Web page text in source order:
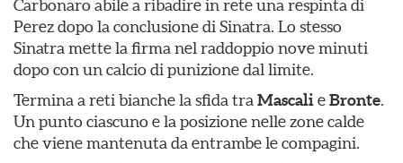
Carbonaro abile a ribadire in rete una respinta di
Perez dopo la conclusione di Sinatra. Lo stesso
Sinatra mette la firma nel raddoppio nove minuti
dopo con un calcio di punizione dal limite.
Termina a reti bianche la sfida tra MascalieBronte.
Un punto ciascuno e la posizione nelle zone calde
che viene mantenuta da entrambe le compagini.